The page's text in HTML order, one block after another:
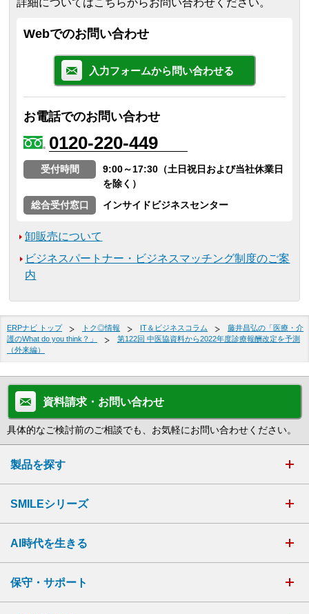
Webでのお問い合わせ
入力フォームから問い合わせる
お電話でのお問い合わせ
0120-220-449
受付時間
9:00～17:30（土日祝日および当社休業日
を除く）
総合受付窓口
インサイドビジネスセンター
卸販売について
ビジネスパートナー・ビジネスマッチング制度のご案
内
ERPナビ トップ トク◎情報 IT＆ビジネスコラム
藤井昌弘の「医療・介
護のWhat do you think？」
第122回 中医協資料から2022年度診療報酬改定を予測
（外来編）
資料請求・お問い合わせ
具体的なご検討前のご相談でも、お気軽にお問い合わせください。
製品を探す
SMILEシリーズ
AI時代を生きる
保守・サポート